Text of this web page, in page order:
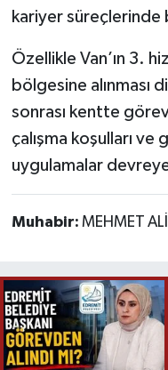
kariyer süreçlerinde
Özellikle Van’ın 3.
bölgesine alınması
sonrası kentte
çalışma koşulları
uygulamalar
Muhabir: MEHMET